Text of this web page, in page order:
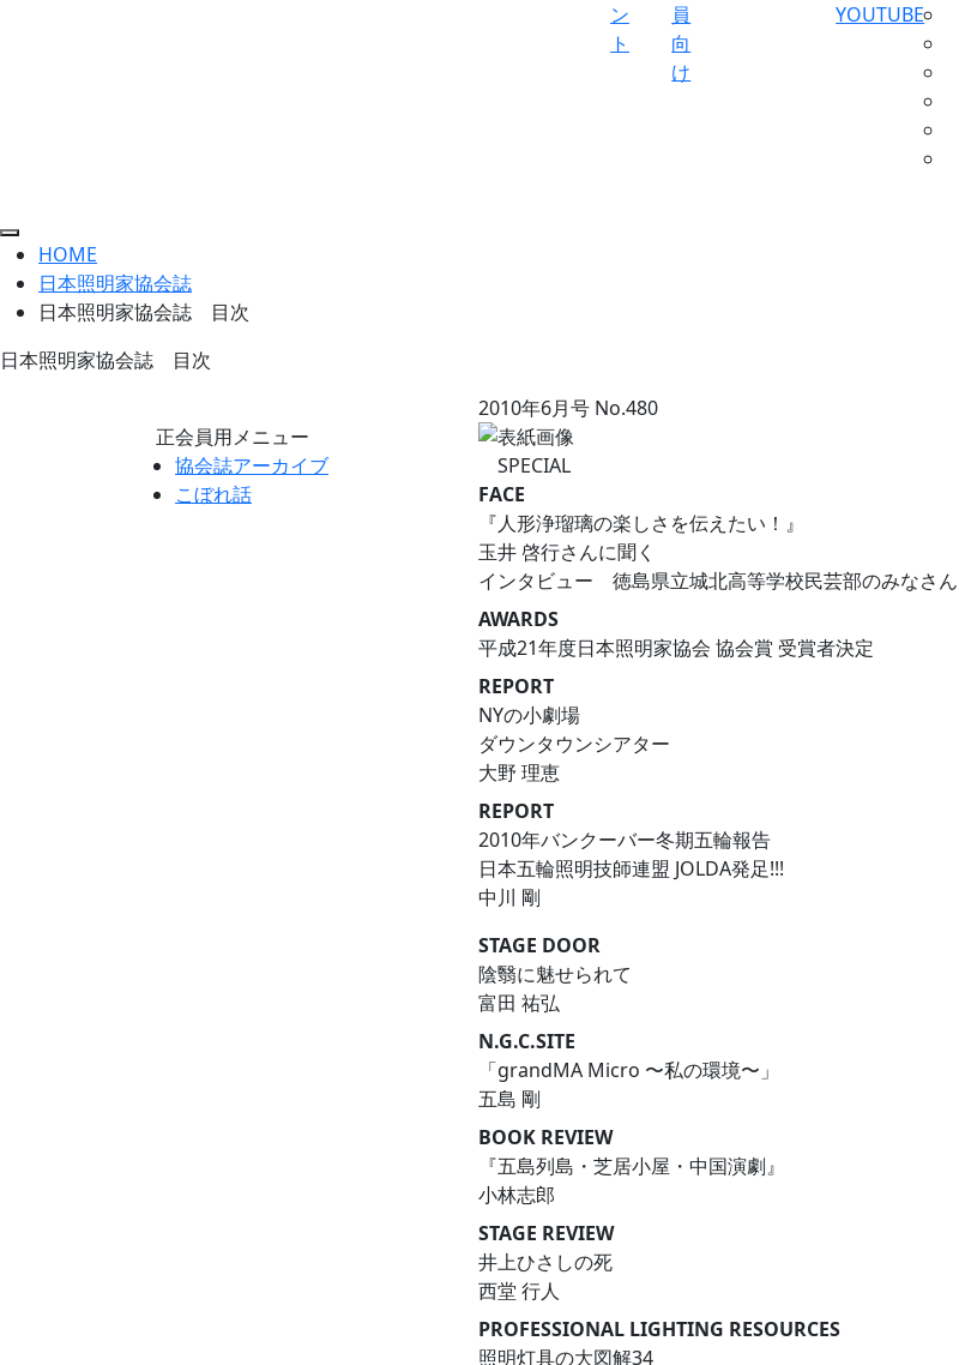
ン
ト
員
向
け
YOUTUBE
HOME
日本照明家協会誌
日本照明家協会誌 目次
日本照明家協会誌 目次
正会員用メニュー
協会誌アーカイブ
こぼれ話
2010年6月号 No.480
SPECIAL
FACE
『人形浄瑠璃の楽しさを伝えたい！』
玉井 啓行さんに聞く
インタビュー 徳島県立城北高等学校民芸部のみなさん
AWARDS
平成21年度日本照明家協会 協会賞 受賞者決定
REPORT
NYの小劇場
ダウンタウンシアター
大野 理恵
REPORT
2010年バンクーバー冬期五輪報告
日本五輪照明技師連盟 JOLDA発足!!!
中川 剛
STAGE DOOR
陰翳に魅せられて
富田 祐弘
N.G.C.SITE
「grandMA Micro 〜私の環境〜」
五島 剛
BOOK REVIEW
『五島列島・芝居小屋・中国演劇』
小林志郎
STAGE REVIEW
井上ひさしの死
西堂 行人
PROFESSIONAL LIGHTING RESOURCES
照明灯具の大図解34